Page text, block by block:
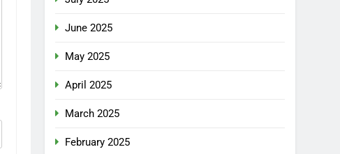
June 2025
May 2025
April 2025
March 2025
February 2025